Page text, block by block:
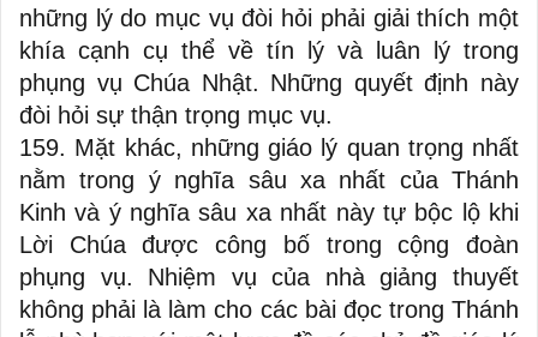
những lý do mục vụ đòi hỏi phải giải thích một
khía cạnh cụ thể về tín lý và luân lý trong
phụng vụ Chúa Nhật. Những quyết định này
đòi hỏi sự thận trọng mục vụ.
159. Mặt khác, những giáo lý quan trọng nhất
nằm trong ý nghĩa sâu xa nhất của Thánh
Kinh và ý nghĩa sâu xa nhất này tự bộc lộ khi
Lời Chúa được công bố trong cộng đoàn
phụng vụ. Nhiệm vụ của nhà giảng thuyết
không phải là làm cho các bài đọc trong Thánh